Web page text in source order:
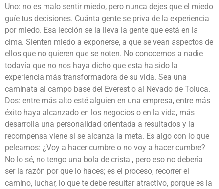
Uno: no es malo sentir miedo, pero nunca dejes que el miedo
guíe tus decisiones. Cuánta gente se priva de la experiencia
por miedo. Esa lección se la lleva la gente que está en la
cima. Sienten miedo a exponerse, a que se vean aspectos de
ellos que no quieren que se noten. No conocemos a nadie
todavía que no nos haya dicho que esta ha sido la
experiencia más transformadora de su vida. Sea una
caminata al campo base del Everest o al Nevado de Toluca.
Dos: entre más alto esté alguien en una empresa, entre más
éxito haya alcanzado en los negocios o en la vida, más
desarrolla una personalidad orientada a resultados y la
recompensa viene si se alcanza la meta. Es algo con lo que
peleamos: ¿Voy a hacer cumbre o no voy a hacer cumbre?
No lo sé, no tengo una bola de cristal, pero eso no debería
ser la razón por que lo haces; es el proceso, recorrer el
camino, luchar, lo que te debe resultar atractivo, porque es la